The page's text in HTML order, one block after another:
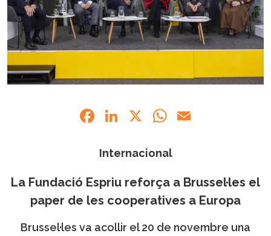
Facebook
LinkedIn
X WhatsApp
Internacional
La Fundació Espriu reforça a Brussel·les el
paper de les cooperatives a Europa
Brussel·les va acollir el 20 de novembre una